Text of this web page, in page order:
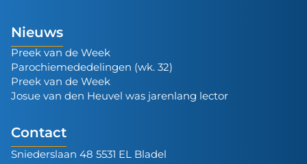
Nieuws
Preek van de Week
Parochiemededelingen (wk. 32)
Preek van de Week
Josue van den Heuvel was jarenlang lector
Contact
Sniederslaan 48 5531 EL Bladel